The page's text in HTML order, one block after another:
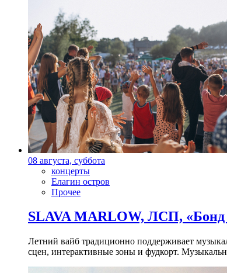
08 августа, суббота
концерты
Елагин остров
Прочее
SLAVA MARLOW, ЛСП,
Летний вайб традиционно поддерживает
сцен, интерактивные зоны и фудкорт.